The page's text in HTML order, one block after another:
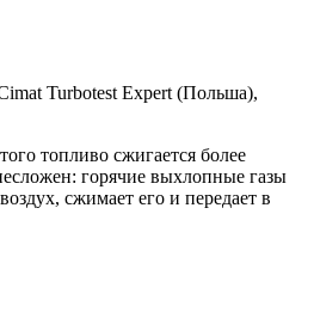
Turbotest Expert (Польша),
топливо сжигается более
горячие выхлопные газы
сжимает его и передает в